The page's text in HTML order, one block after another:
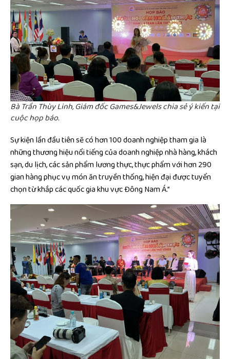
Bà Trần Thùy Linh, Giám đốc Games&Jewels chia sẻ ý kiến tại
cuộc họp báo.
Sự kiện lần đầu tiên sẽ có hơn 100 doanh nghiệp tham gia là
những thương hiệu nổi tiếng của doanh nghiệp nhà hàng, khách
sạn, du lịch, các sản phẩm lương thực, thực phẩm với hơn 290
gian hàng phục vụ món ăn truyền thống, hiện đại được tuyển
chọn từ khắp các quốc gia khu vực Đông Nam Á.”